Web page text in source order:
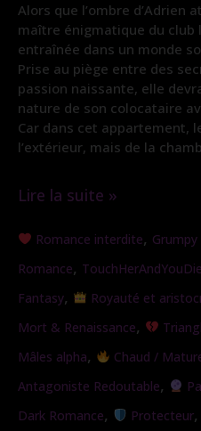
Alors que l’ombre d’Adrien
maître énigmatique du club
entraînée dans un monde
Prise au piège entre des
passion naissante, elle
nature de son colocataire
Car dans cet appartement,
l’extérieur, mais de la
Lire la suite »
Romance interdite, Grumpy
Romance, TouchHerAndYouDie
Fantasy, Royauté et
Mort & Renaissance,
Mâles alpha, Chaud /
Antagoniste Redoutable,
Dark Romance, Protecteur,